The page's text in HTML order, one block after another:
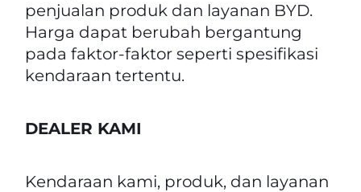
penjualan produk dan layanan BYD.
Harga dapat berubah bergantung
pada faktor-faktor seperti spesifikasi
kendaraan tertentu.
DEALER KAMI
Kendaraan kami, produk, dan layanan